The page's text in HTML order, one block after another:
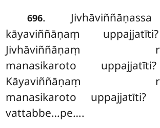
696.
kāyaviññāṇaṃ
Jivhāviññāṇaṃ
manasikaroto
Kāyaviññāṇaṃ
manasikaroto
vattabbe…pe….